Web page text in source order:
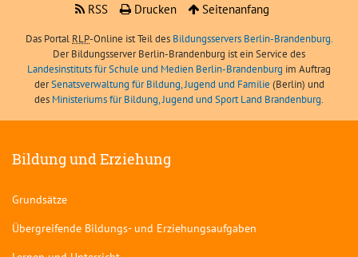
RSS
Drucken Seitenanfang
Das Portal RLP-Online ist Teil des Bildungsservers Berlin-Brandenburg.
Der Bildungsserver Berlin-Brandenburg ist ein Service des
Landesinstituts für Schule und Medien Berlin-Brandenburg im Auftrag
derSenatsverwaltung für Bildung, Jugend und Familie (Berlin) und
des Ministeriums für Bildung, Jugend und Sport Land Brandenburg.
Bildung und Erziehung
Grundsätze
Übergreifende Bildungs- und Erziehungsaufgaben